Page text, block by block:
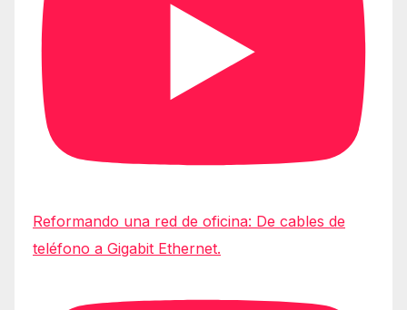
Reformando una red de oficina: De cables de
teléfono a Gigabit Ethernet.